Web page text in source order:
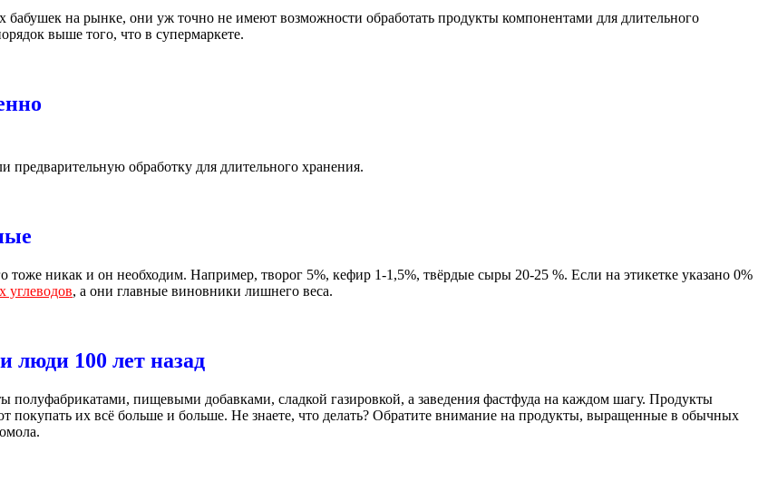
бабушек на рынке, они уж точно не имеют возможности обработать продукты компонентами для длительного
выше того, что в супермаркете.
предварительную обработку для длительного хранения.
никак и он необходим. Например, творог 5%, кефир 1-1,5%, твёрдые сыры 20-25 %. Если на этикетке указано 0%
углеводов, а они главные виновники лишнего веса.
люди 100 лет назад
пищевыми добавками, сладкой газировкой, а заведения фастфуда на каждом шагу. Продукты
их всё больше и больше. Не знаете, что делать? Обратите внимание на продукты, выращенные в обычных